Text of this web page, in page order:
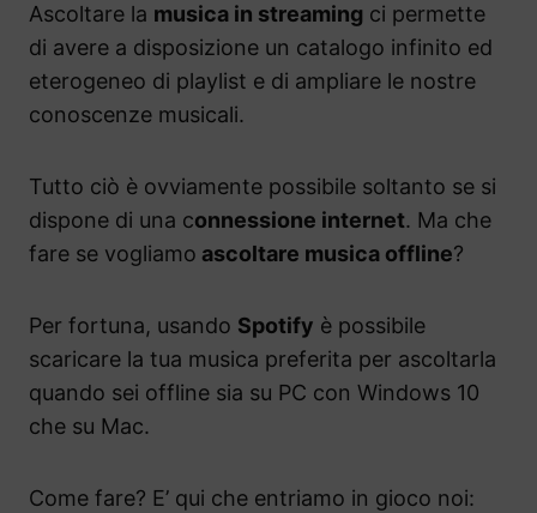
Ascoltare la musica in streaming ci permette
di avere a disposizione un catalogo infinito ed
eterogeneo di playlist e di ampliare le nostre
conoscenze musicali.
Tutto ciò è ovviamente possibile soltanto se si
dispone di una connessione internet. Ma che
fare se vogliamo ascoltare musica offline?
Per fortuna, usando Spotify è possibile
scaricare la tua musica preferita per ascoltarla
quando sei offline sia su PC con Windows 10
che su Mac.
Come fare? E’ qui che entriamo in gioco noi: